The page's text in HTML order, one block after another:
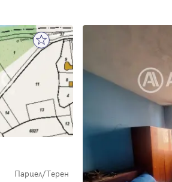
Парцел/Терен